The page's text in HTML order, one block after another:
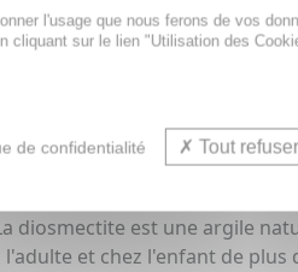
Médicaments
diosmectite est une argile
et chez l'enfant de
l'usage que nous ferons de vos
cliquant sur le lien "Utilisation des
de confidentialité Tout refuser